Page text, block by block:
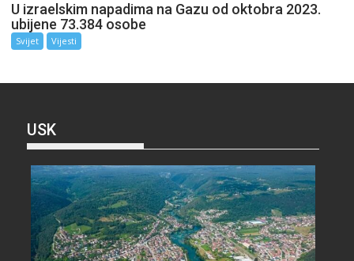
U izraelskim napadima na Gazu od oktobra 2023.
ubijene 73.384 osobe
Svijet Vijesti
USK